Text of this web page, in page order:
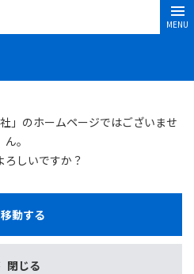
MENU
」のホームページではございませ
ん。
ろしいですか？
閉じる
移動する